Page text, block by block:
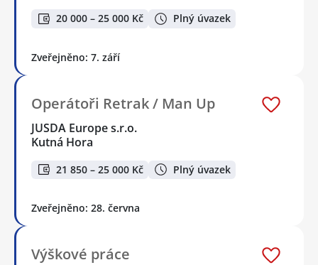
20 000 – 25 000 Kč Plný úvazek
Zveřejněno: 7. září
Operátoři Retrak / Man Up
JUSDA Europe s.r.o.
Kutná Hora
21 850 – 25 000 Kč Plný úvazek
Zveřejněno: 28. června
Výškové práce